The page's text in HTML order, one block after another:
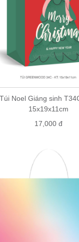
Túi Noel Giáng sinh
15x19x11cm
17,000 đ